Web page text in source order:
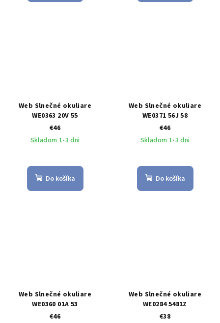
Web Slnečné okuliare
WE0363 20V 55
€46
Skladom 1-3 dni
Do košíka
Web Slnečné okuliare
WE0371 56J 58
€46
Skladom 1-3 dni
Do košíka
Web Slnečné okuliare
WE0360 01A 53
€46
Web Slnečné okuliare
WE0284 5481Z
€38